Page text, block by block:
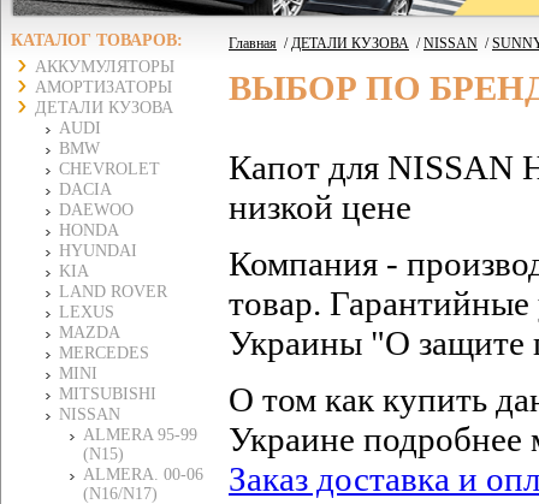
КАТАЛОГ ТОВАРОВ:
АККУМУЛЯТОРЫ
АМОРТИЗАТОРЫ
ДЕТАЛИ КУЗОВА
AUDI
BMW
CHEVROLET
DACIA
DAEWOO
HONDA
HYUNDAI
KIA
LAND ROVER
LEXUS
MAZDA
MERCEDES
MINI
MITSUBISHI
NISSAN
ALMERA 95-99
(N15)
ALMERA. 00-06
(N16/N17)
Главная /ДЕТАЛИ КУЗОВА /NISSAN /
ВЫБОР ПО
Капот для NISSAN
низкой цене
Компания -
товар. Гарантийные
Украины "О защите
О том как купить
Украине подробнее
Заказ доставка и